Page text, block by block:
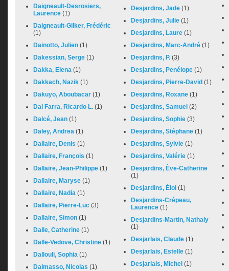
Daigneault-Desrosiers,
Laurence (1)
Daigneault-Gilker, Frédéric
(1)
Dainotto, Julien (1)
Dakessian, Serge (1)
Dakka, Elena (1)
Dakkach, Nazik (1)
Dakuyo, Aboubacar (1)
Dal Farra, Ricardo L. (1)
Dalcé, Jean (1)
Daley, Andrea (1)
Dallaire, Denis (1)
Dallaire, François (1)
Dallaire, Jean-Philippe (1)
Dallaire, Maryse (1)
Dallaire, Nadia (1)
Dallaire, Pierre-Luc (3)
Dallaire, Simon (1)
Dalle, Catherine (1)
Dalle-Vedove, Christine (1)
Dallouli, Sophia (1)
Dalmasso, Nicolas (1)
Desjardins, Jade (1)
Desjardins, Julie (1)
Desjardins, Laure (1)
Desjardins, Marc-André (1)
Desjardins, P. (3)
Desjardins, Penélope (1)
Desjardins, Pierre-David (1)
Desjardins, Roxane (1)
Desjardins, Samuel (2)
Desjardins, Sophie (3)
Desjardins, Stéphane (1)
Desjardins, Sylvie (1)
Desjardins, Valérie (1)
Desjardins, Ève-Catherine
(1)
Desjardins, Éloi (1)
Desjardins-Crépeau,
Laurence (1)
Desjardins-Martin, Nathaly
(1)
Desjarlais, Claude (1)
Desjarlais, Estelle (1)
Desjarlais, Michel (1)